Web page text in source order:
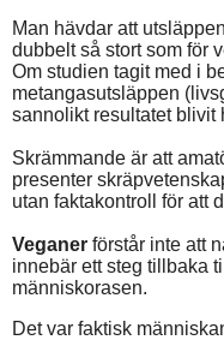
Man hävdar att
dubbelt så stort som för
Om studien tagit med i
metangasutsläppen
sannolikt resultatet blivit
Skrämmande är att
presenter
utan faktakontroll för att
Veganer förstår inte att
innebär ett steg tillbaka
människorasen.
Det var faktisk